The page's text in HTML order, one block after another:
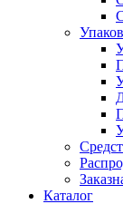
Каталог